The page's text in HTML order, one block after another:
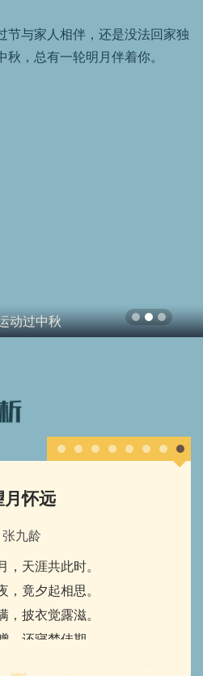
节与家人相伴，还是没法回家独
，总有一轮明月伴着你。
来成都玩什
月怀远
张九龄
，天涯共此时。
，竟夕起相思。
，披衣觉露滋。
，还寝梦佳期。